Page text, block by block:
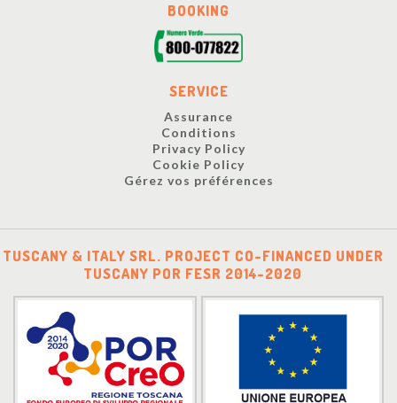
BOOKING
SERVICE
Assurance
Conditions
Privacy Policy
Cookie Policy
Gérez vos préférences
TUSCANY & ITALY SRL. PROJECT CO-FINANCED UNDER
TUSCANY POR FESR 2014-2020